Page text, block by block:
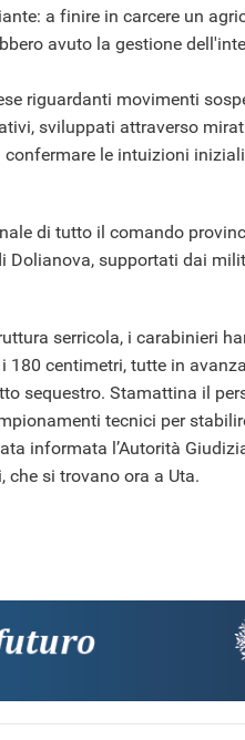
a finire in carcere un
avuto la gestione
riguardanti movimenti
sviluppati attraverso
le intuizioni
di tutto il comando
Dolianova, supportati dai
serricola, i carabinieri
centimetri, tutte in
sequestro. Stamattina il
tecnici per
informata l’Autorità
che si trovano ora a Uta.